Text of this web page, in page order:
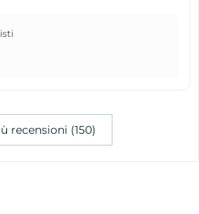
recensioni (150)